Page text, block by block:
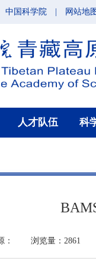
中国科学院 网站地
人才队伍 科
： 浏览量：2861